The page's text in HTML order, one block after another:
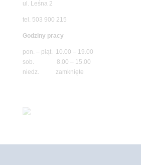
ul. Leśna 2
tel. 503 900 215
Godziny pracy
pon. – piąt. 10.00 – 19.00
sob. 8.00 – 15.00
niedz. zamknięte